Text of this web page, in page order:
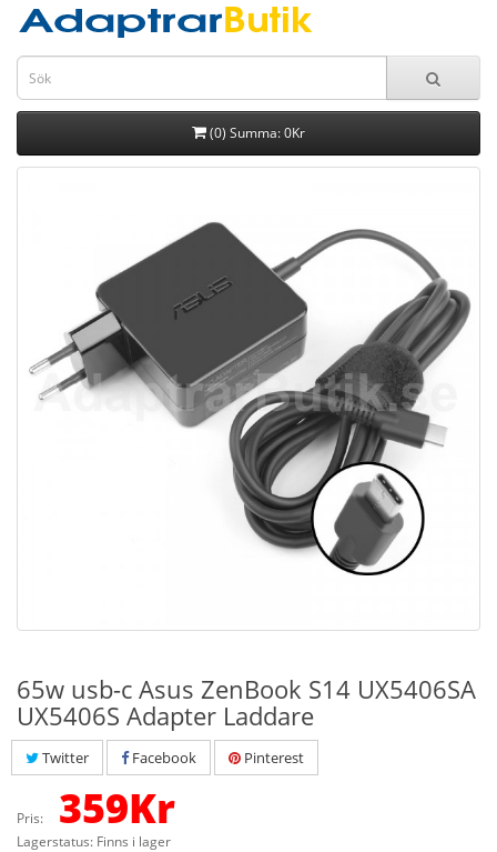
(0) Summa: 0Kr
65w usb-c Asus ZenBook S14 UX5406SA
UX5406S Adapter Laddare
Twitter Facebook Pinterest
Pris: 359Kr
Lagerstatus: Finns i lager